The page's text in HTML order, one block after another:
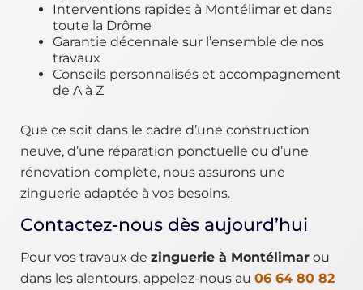
Interventions rapides à Montélimar et dans
toute la Drôme
Garantie décennale sur l’ensemble de nos
travaux
Conseils personnalisés et accompagnement
de A à Z
Que ce soit dans le cadre d’une construction
neuve, d’une réparation ponctuelle ou d’une
rénovation complète, nous assurons une
zinguerie adaptée à vos besoins.
Contactez-nous dès aujourd’hui
Pour vos travaux de zinguerie à Montélimar ou
dans les alentours, appelez-nous au 06 64 80 82